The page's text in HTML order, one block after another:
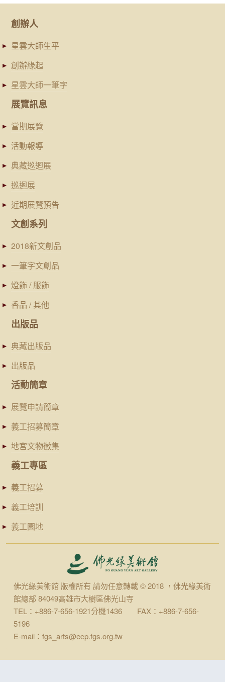
創辦人
星雲大師生平
創辦緣起
星雲大師一筆字
展覽訊息
當期展覽
活動報導
典藏巡迴展
巡迴展
近期展覽預告
文創系列
2018新文創品
一筆字文創品
燈飾 / 服飾
香品 / 其他
出版品
典藏出版品
出版品
活動簡章
展覽申請簡章
義工招募簡章
地宮文物徵集
義工專區
義工招募
義工培訓
義工園地
佛光緣美術館 版權所有 請勿任意轉載 © 2018 ，佛光緣美術
館總部 84049高雄市大樹區佛光山寺
TEL：+886-7-656-1921分機1436 FAX：+886-7-656-
5196
E-mail：fgs_arts@ecp.fgs.org.tw